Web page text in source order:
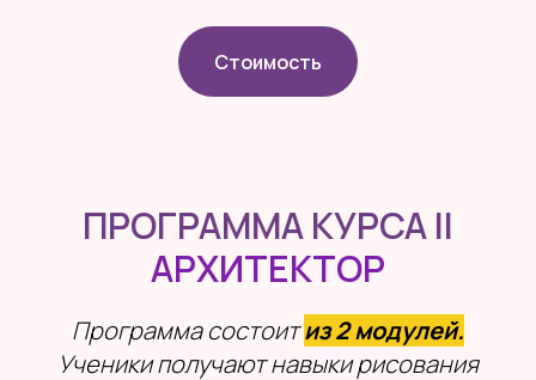
Стоимость
ПРОГРАММА КУРСА II
АРХИТЕКТОР
Программа состоитиз 2 модулей.
Ученики получают навыки рисования